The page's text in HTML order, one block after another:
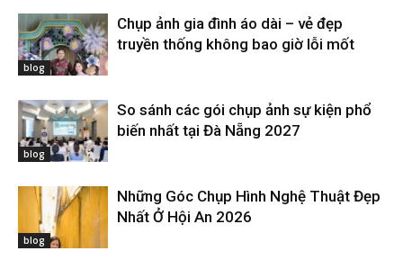
blog
Chụp ảnh gia đình áo dài – vẻ đẹp
truyền thống không bao giờ lỗi mốt
blog
So sánh các gói chụp ảnh sự kiện phổ
biến nhất tại Đà Nẵng 2027
blog
Những Góc Chụp Hình Nghệ Thuật Đẹp
Nhất Ở Hội An 2026